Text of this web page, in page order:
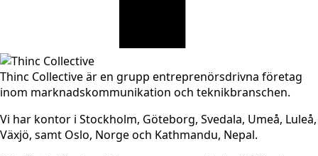
Thinc Collective är en grupp entreprenörsdrivna företag
inom marknadskommunikation och teknikbranschen.
Vi har kontor i Stockholm, Göteborg, Svedala, Umeå, Luleå,
Växjö, samt Oslo, Norge och Kathmandu, Nepal.